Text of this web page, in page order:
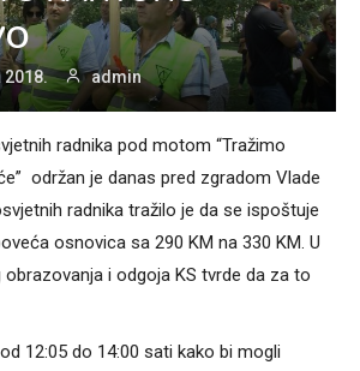
2018. admin
radnika pod motom “Tražimo
održan je danas pred zgradom Vlade
radnika tražilo je da se ispoštuje
osnovica sa 290 KM na 330 KM. U
i odgoja KS tvrde da za to
12:05 do 14:00 sati kako bi mogli